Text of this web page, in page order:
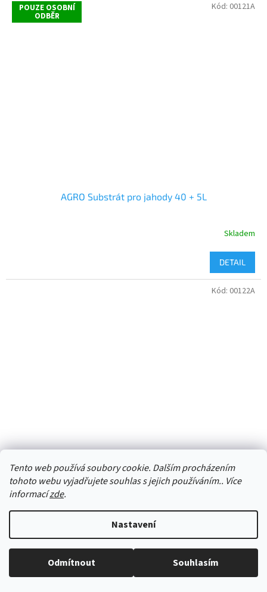
Tento web používá soubory cookie. Dalším procházením
tohoto webu vyjadřujete souhlas s jejich používáním.. Více
informacízde.
Nastavení
Odmítnout Souhlasím
POUZE OSOBNÍ
ODBĚR
AGRO Substrát pro jahody 40 + 5L
Skladem
DETAIL
Kód: 00121A
AGRO Substrát pro orchideje 5L
DETAIL
Kód: 00122A
Kód:00123A